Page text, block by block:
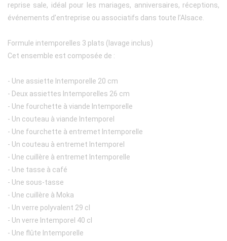
reprise sale, idéal pour les mariages, anniversaires, réceptions,
événements d’entreprise ou associatifs dans toute l’Alsace.
Formule intemporelles 3 plats (lavage inclus)
Cet ensemble est composée de :
- Une assiette Intemporelle 20 cm
- Deux assiettes Intemporelles 26 cm
- Une fourchette à viande Intemporelle
- Un couteau à viande Intemporel
- Une fourchette à entremet Intemporelle
- Un couteau à entremet Intemporel
- Une cuillère à entremet Intemporelle
- Une tasse à café
- Une sous-tasse
- Une cuillère à Moka
- Un verre polyvalent 29 cl
- Un verre Intemporel 40 cl
- Une flûte Intemporelle